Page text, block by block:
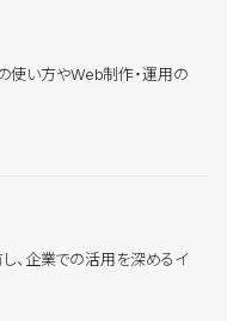
使い方やWeb制作・運用の
、企業での活用を深めるイ